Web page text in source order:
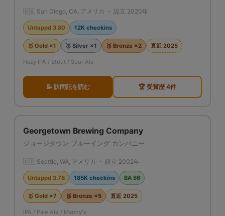
🇺🇸 San Diego, CA, アメリカ ・ 設立 2020年
Untappd 3.80 12K checkins
🥇 Gold ×1 🥈 Silver ×1 🥉 Bronze ×2 直近 2025
Hazy IPA / Stout / Sour Ale
📝 訪問記を読む 🏆 受賞歴 4件
Georgetown Brewing Company
ジョージタウン ブルーイング カンパニー
🇺🇸 Seattle, WA, アメリカ ・ 設立 2002年
Untappd 3.78 185K checkins BA 86
🥇 Gold ×7 🥉 Bronze ×5 直近 2025
IPA / Pale Ale / Manny's